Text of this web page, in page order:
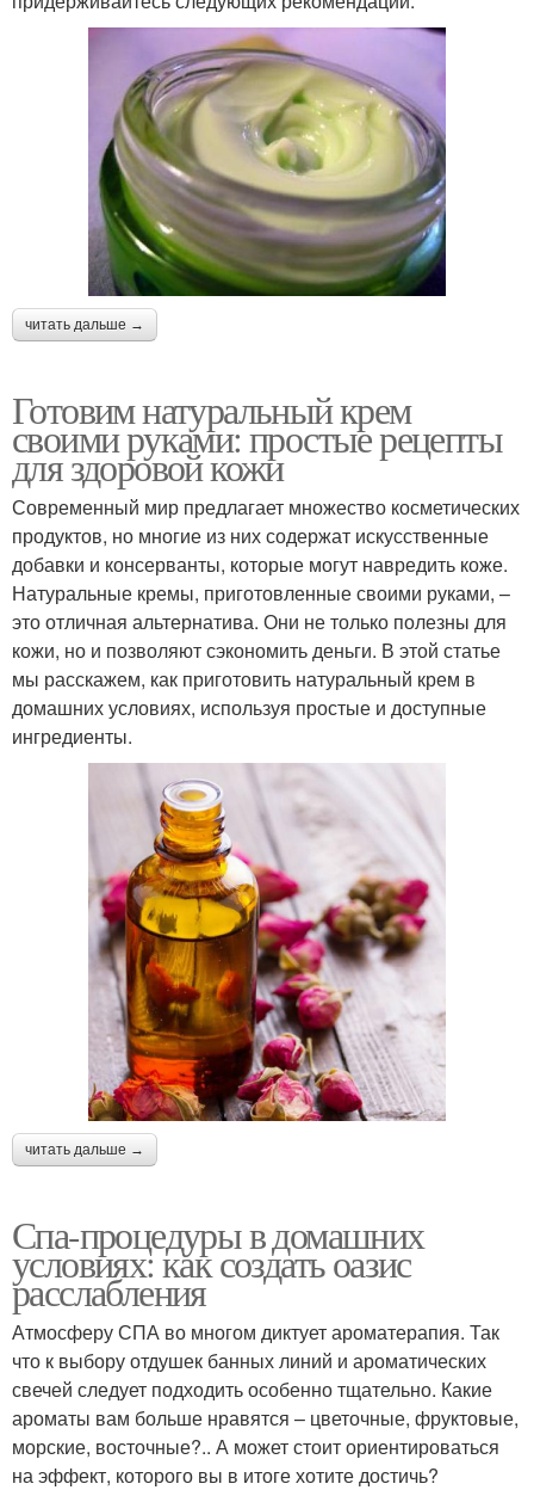
читать дальше →
Готовим натуральный крем
своими руками: простые рецепты
для здоровой кожи
Современный мир предлагает множество косметических
продуктов, но многие из них содержат искусственные
добавки и консерванты, которые могут навредить коже.
Натуральные кремы, приготовленные своими руками, –
это отличная альтернатива. Они не только полезны для
кожи, но и позволяют сэкономить деньги. В этой статье
мы расскажем, как приготовить натуральный крем в
домашних условиях, используя простые и доступные
ингредиенты.
читать дальше →
Спа-процедуры в домашних
условиях: как создать оазис
расслабления
Атмосферу СПА во многом диктует ароматерапия. Так
что к выбору отдушек банных линий и ароматических
свечей следует подходить особенно тщательно. Какие
ароматы вам больше нравятся – цветочные, фруктовые,
морские, восточные?.. А может стоит ориентироваться
на эффект, которого вы в итоге хотите достичь?